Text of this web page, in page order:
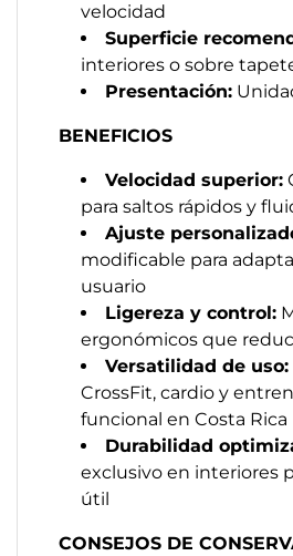
velocidad
Superficie
interiores o sobre
Presentación:
BENEFICIOS
Velocidad superior:
para saltos rápidos y
Ajuste
modificable para
usuario
Ligereza y control:
ergonómicos que
Versatilidad de uso:
CrossFit, cardio y
funcional en Costa Rica
Durabilidad
exclusivo en interiores
útil
CONSEJOS DE